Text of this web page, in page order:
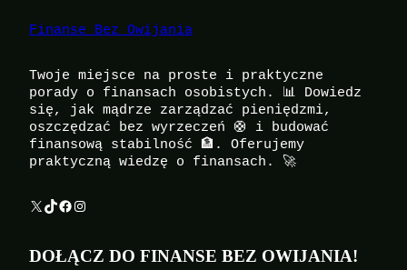
Finanse Bez Owijania
Twoje miejsce na proste i praktyczne
porady o finansach osobistych. 📊 Dowiedz
się, jak mądrze zarządzać pieniędzmi,
oszczędzać bez wyrzeczeń 🛟 i budować
finansową stabilność 🏦. Oferujemy
praktyczną wiedzę o finansach. 🚀
X TikTok Facebook Instagram
DOŁĄCZ DO FINANSE BEZ OWIJANIA!